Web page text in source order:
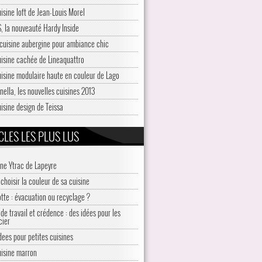
loft de Jean-Louis Morel
la nouveauté Hardy Inside
aubergine pour ambiance chic
cachée de Lineaquattro
modulaire haute en couleur de Lago
les nouvelles cuisines 2013
design de Teissa
LES PLUS LUS
Ytrac de Lapeyre
la couleur de sa cuisine
: évacuation ou recyclage ?
travail et crédence : des idées pour les
pour petites cuisines
marron